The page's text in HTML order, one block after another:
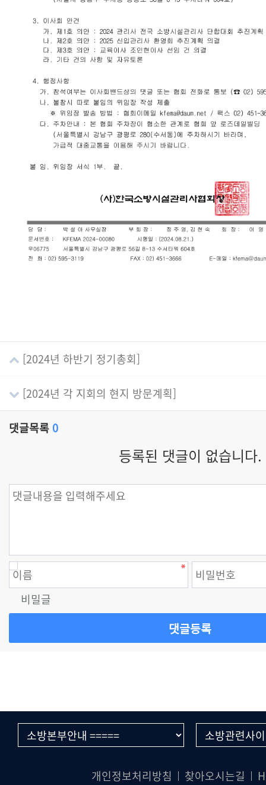
[2024년 하반기 정기총회]
[2024년 각 지회의 현지 방문계획]
댓글목록 0
등록된 댓글이 없습니다.
비밀글
댓글등록
개인정보처리방침 찾아오시는길